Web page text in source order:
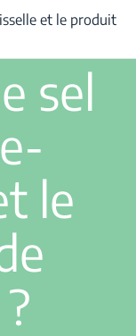
et le produit de
sel
le
et le produit